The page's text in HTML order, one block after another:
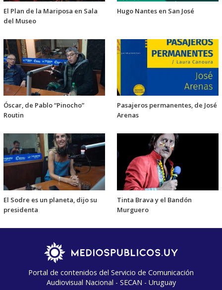
El Plan de la Mariposa en Sala
del Museo
Hugo Nantes en San José
Óscar, de Pablo “Pinocho”
Routin
Pasajeros permanentes, de José
Arenas
El Sodre es un planeta, dijo su
presidenta
Tinta Brava y el Bandón
Murguero
Portal de contenidos del Servicio de Comunicación
Audiovisual Nacional - SECAN - Uruguay